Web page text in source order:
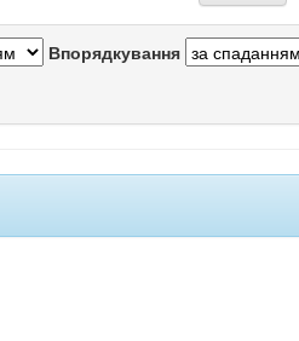
Впорядкування